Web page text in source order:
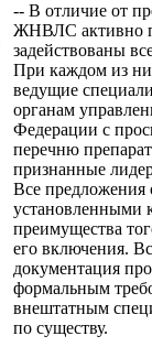
-- В отличие от
ЖНВЛС активно
задействованы
При каждом из
ведущие
органам
Федерации с
перечню
признанные
Все предложения
установленными
преимущества
его включения.
документация
формальным
внештатным
по существу.